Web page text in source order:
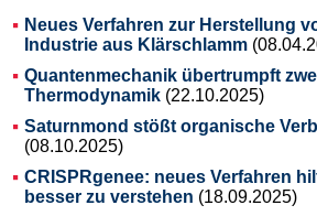
Neues Verfahren zur Herstellung
Industrie aus Klärschlamm
Quantenmechanik übertrumpft
Thermodynamik (22.10.2025)
Saturnmond stößt organische
(08.10.2025)
CRISPRgenee: neues Verfahren
besser zu verstehen (18.09.2025)